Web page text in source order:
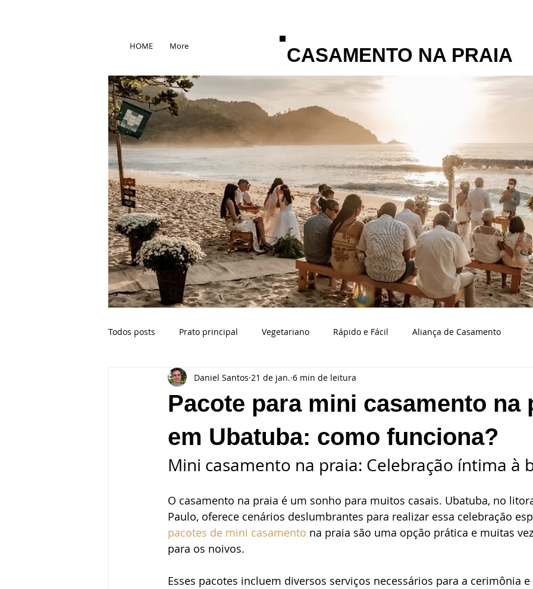
CASAMENTO NA PRAIA
HOME More
Todos posts Prato principal Vegetariano Rápido e Fácil Aliança de Casamento
Buffet para casamento na praia Bodas de casamento
Casamento Bahia Cerimonialista Cidades
Crianças no casamento Espaço de casamento Decoração Eventos Fotografia
Ilhabela SP Fotógrafo de casamento Musicistas para casamentos Organizando
Pacote para mini casamento na
em Ubatuba: como funciona?
Daniel Santos 21 de jan. 6 min de leitura
Mini casamento na praia: Celebração íntima à
O casamento na praia é um sonho para muitos casais. Ubatuba, no
Paulo, oferece cenários deslumbrantes para realizar essa celebração
pacotes de mini casamento na praia são uma opção prática e muitas
para os noivos.
Esses pacotes incluem diversos serviços necessários para a cerimônia e